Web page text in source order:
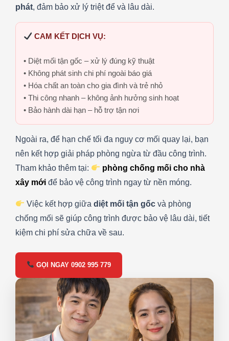
phát, đảm bảo xử lý triệt để và lâu dài.
CAM KẾT DỊCH VỤ:
• Diệt mối tận gốc – xử lý đúng kỹ thuật
• Không phát sinh chi phí ngoài báo giá
• Hóa chất an toàn cho gia đình và trẻ nhỏ
• Thi công nhanh – không ảnh hưởng sinh hoạt
• Bảo hành dài hạn – hỗ trợ tận nơi
Ngoài ra, để hạn chế tối đa nguy cơ mối quay lại, bạn
nên kết hợp giải pháp phòng ngừa từ đầu công trình.
Tham khảo thêm tại:
phòng chống mối cho nhà
xây mới để bảo vệ công trình ngay từ nền móng.
Việc kết hợp giữa diệt mối tận gốcvà phòng
chống mối sẽ giúp công trình được bảo vệ lâu dài, tiết
kiệm chi phí sửa chữa về sau.
GỌI NGAY 0902 995 779